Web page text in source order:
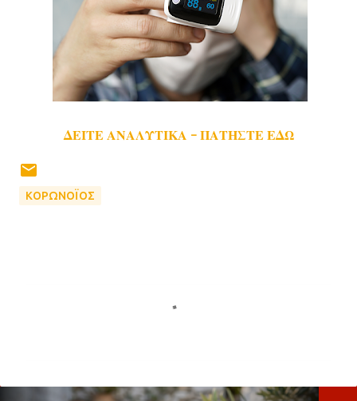
ΔΕΙΤΕ ΑΝΑΛΥΤΙΚΑ - ΠΑΤΗΣΤΕ ΕΔΩ
ΚΟΡΩΝΟΪΟΣ
λ